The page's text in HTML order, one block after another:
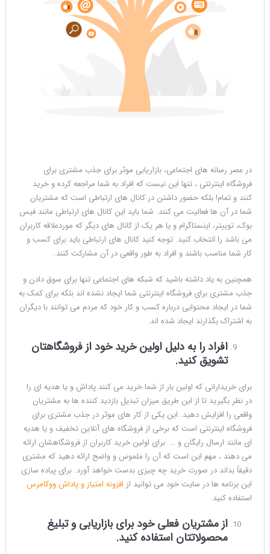
در عصر رسانه های اجتماعی، بازاریابی موثر برای جذب مشتری برای
فروشگاه اینترنتی ، تنها این نیست که افراد به شما مراجعه کرده و خرید
کنند و تمام! بلکه حضور داشتن در کانال های ارتباطی است که مشتریان
شما در آن ها فعالیت می کنند. شما باید این کانال های ارتباطی مانند فیس
بوک، توییتر، اینستاگرام و یا هر یک از کانال های دیگر که موردعلاقه کاربران
می باشد را انتخاب کنید. توجه کنید کانال های ارتباطی باید برای کسب و
کار شما مناسب باشند و افراد به طور واقعی در آن مشارکت کنند.
همچنین به یاد داشته باشید که شبکه های اجتماعی تنها برای سوق دادن و
جذب مشتری برای فروشگاه اینترنتی شما ایجاد نشده اند بلکه برای کمک به
شما در ایجاد محتوایی درباره کسب و کار خود که مردم می توانند با دیگران
به اشتراک بگذارند ایجاد شده اند.
افراد را به دلیل اولین خرید خود از فروشگاهتان
تشویق کنید.
برای خریدارانی که اولین بار از شما خرید می کنند پاداش و یا هدیه ای را
در نظر بگیرید تا از این طریق میزان تبدیل بازدید کننده ها به مشتریان
واقعی را افزایش دهید. این یکی از کار های موثر در جذب مشتری برای
فروشگاه اینترنتی است که برخی از فروشگاه های آنلاین تخفیف و یا هدیه
ای مانند ارسال رایگان و … برای اولین خرید کاربران از فروشگاهشان ارائه
می دهند ، مهم این است که آن را ملموس و واضح ارائه دهید که مشتری
دقیقاً بداند در صورت خرید چه چیزی بدست خواهد آورد. برای پیاده سازی
این برنامه ها در سایت خود می توانید از افزونه امتیاز و پاداش ووکامرس
استفاده کنید.
از مشتریان فعلی خود برای بازاریابی و تبلیغ
محصولاتتان استفاده کنید.